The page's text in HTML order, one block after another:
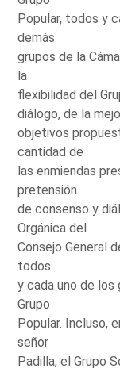
Popular, todos y
demás
grupos de la
la
flexibilidad del
diálogo, de la
objetivos
cantidad de
las enmiendas
pretensión
de consenso y
Orgánica del
Consejo General
todos
y cada uno de los
Grupo
Popular. Incluso,
señor
Padilla, el Grupo